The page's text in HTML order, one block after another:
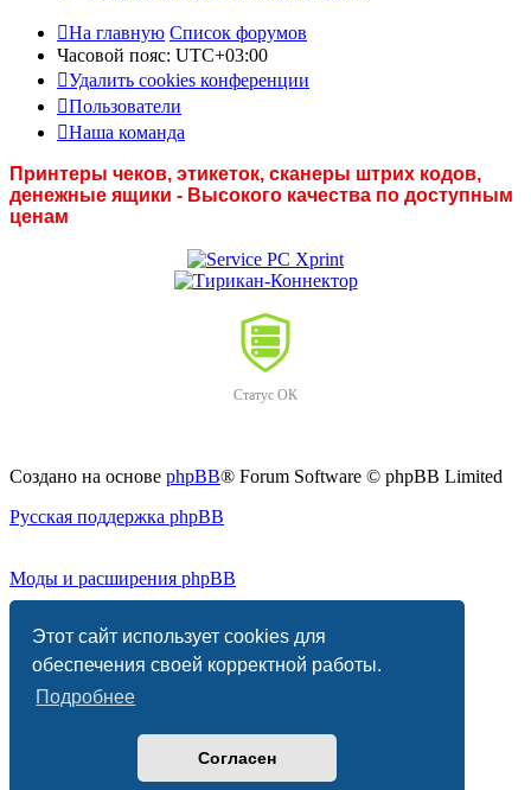
Этот сайт использует cookies для
обеспечения своей корректной работы.
Подробнее
Согласен
На главную Список форумов
Часовой пояс: UTC+03:00
Удалить cookies конференции
Пользователи
Наша команда
Принтеры чеков, этикеток, сканеры штрих кодов,
денежные ящики - Высокого качества по доступным
ценам
Статус ОК
Создано на основе phpBB® Forum Software © phpBB Limited
Русская поддержка phpBB
Моды и расширения phpBB